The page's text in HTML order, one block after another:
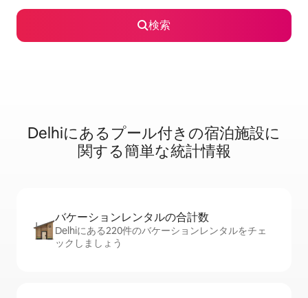
検索
Delhiに⁠あ⁠るプ⁠ー⁠ル⁠付⁠き⁠の宿⁠泊⁠施⁠設⁠に
関⁠す⁠る簡⁠単⁠な統⁠計⁠情⁠報
バケーションレ⁠ン⁠タ⁠ル⁠の合⁠計⁠数
Delhiにある220件のバケーションレンタルをチェ
ックしましょう